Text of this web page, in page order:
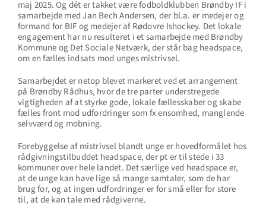
maj 2025. Og dét er takket være fodboldklubben Brøndby IF i
samarbejde med Jan Bech Andersen, der bl.a. er medejer og
formand for BIF og medejer af Rødovre Ishockey. Det lokale
engagement har nu resulteret i et samarbejde med Brøndby
Kommune og Det Sociale Netværk, der står bag headspace,
om en fælles indsats mod unges mistrivsel.
Samarbejdet er netop blevet markeret ved et arrangement
på Brøndby Rådhus, hvor de tre parter understregede
vigtigheden af at styrke gode, lokale fællesskaber og skabe
fælles front mod udfordringer som fx ensomhed, manglende
selvværd og mobning.
Forebyggelse af mistrivsel blandt unge er hovedformålet hos
rådgivningstilbuddet headspace, der pt er til stede i 33
kommuner over hele landet. Det særlige ved headspace er,
at de unge kan have lige så mange samtaler, som de har
brug for, og at ingen udfordringer er for små eller for store
til, at de kan tale med rådgiverne.